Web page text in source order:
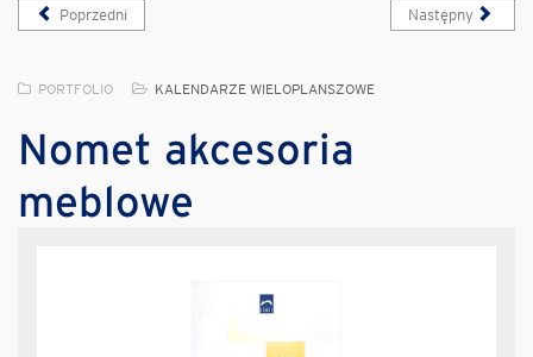
Poprzedni Następny
PORTFOLIO KALENDARZE WIELOPLANSZOWE
Nomet akcesoria
meblowe